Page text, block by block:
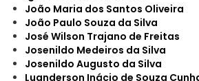
João Maria dos Santos Oliveira
João Paulo Souza da Silva
José Wilson Trajano de Freitas
Josenildo Medeiros da Silva
Josenildo Augusto da Silva
Luanderson Inácio de Souza